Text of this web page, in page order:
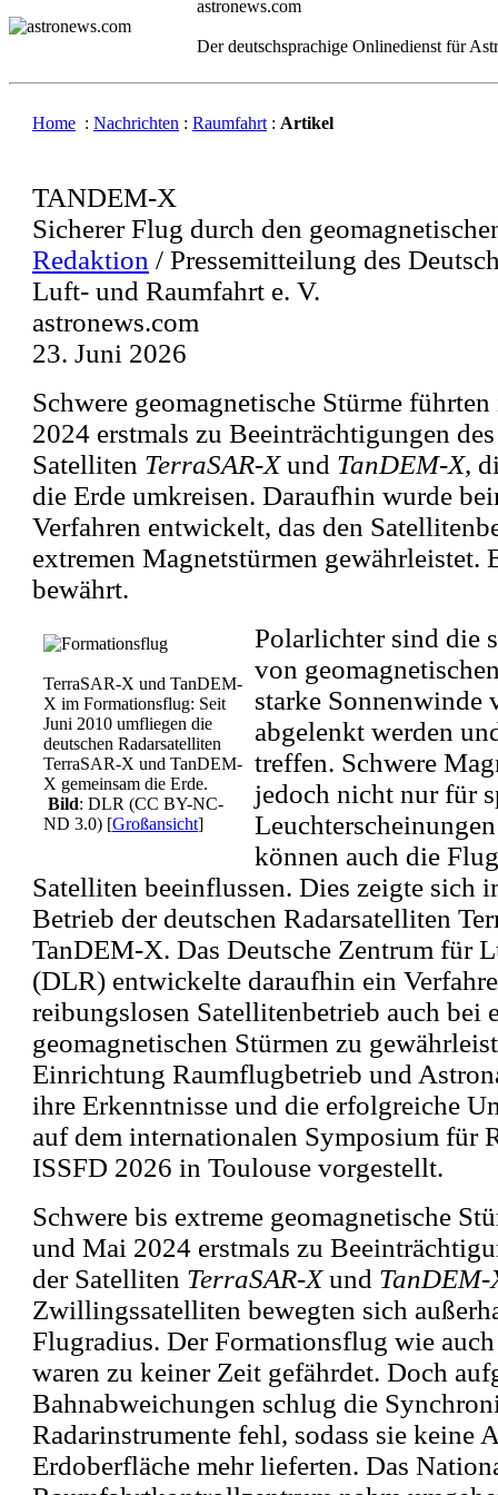
astronews.com
Der deutschsprachige Onlinedienst für
Home : Nachrichten : Raumfahrt : Artikel
TANDEM-X
Sicherer Flug durch den
Redaktion / Pressemitteilung des
Luft- und Raumfahrt e. V.
astronews.com
23. Juni 2026
Schwere geomagnetische Stürme
2024 erstmals zu Beeinträchtigungen
Satelliten TerraSAR-Xund TanDEM-X,
die Erde umkreisen. Daraufhin wurde
Verfahren entwickelt, das den
extremen Magnetstürmen gewährleistet.
bewährt.
TerraSAR-X und TanDEM-
X im Formationsflug: Seit
Juni 2010 umfliegen die
deutschen Radarsatelliten
TerraSAR-X und TanDEM-
X gemeinsam die Erde.
Bild: DLR (CC BY-NC-
ND 3.0) [Großansicht]
Polarlichter sind die
von
starke Sonnenwinde
abgelenkt werden
treffen. Schwere
jedoch nicht nur für
können auch die
Satelliten beeinflussen. Dies zeigte sich
Betrieb der deutschen Radarsatelliten
TanDEM-X. Das Deutsche Zentrum für
(DLR) entwickelte daraufhin ein
reibungslosen Satellitenbetrieb auch bei
geomagnetischen Stürmen zu
Einrichtung Raumflugbetrieb und
ihre Erkenntnisse und die erfolgreiche
auf dem internationalen Symposium für
ISSFD 2026 in Toulouse vorgestellt.
Schwere bis extreme geomagnetische
und Mai 2024 erstmals zu
der Satelliten TerraSAR-Xund TanDEM-
Zwillingssatelliten bewegten sich
Flugradius. Der Formationsflug wie
waren zu keiner Zeit gefährdet. Doch
Bahnabweichungen schlug die
Radarinstrumente fehl, sodass sie keine
Erdoberfläche mehr lieferten. Das